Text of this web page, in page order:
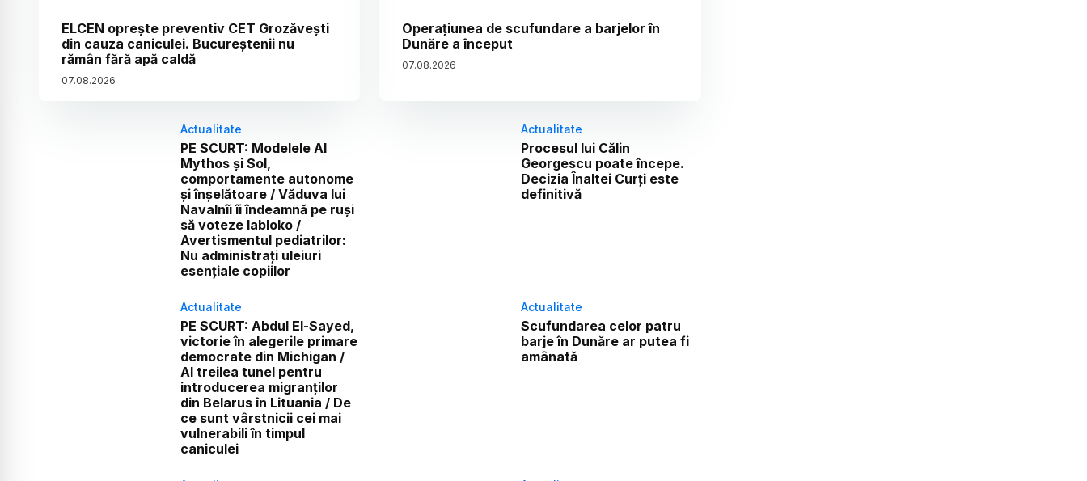
ELCEN oprește preventiv CET Grozăvești
din cauza caniculei. Bucureștenii nu
rămân fără apă caldă
07.08.2026
Operațiunea de scufundare a barjelor în
Dunăre a început
07.08.2026
Actualitate
PE SCURT: Modelele AI
Mythos și Sol,
comportamente autonome
și înșelătoare / Văduva lui
Navalnîi îi îndeamnă pe ruși
să voteze Iabloko /
Avertismentul pediatrilor:
Nu administrați uleiuri
esențiale copiilor
Actualitate
Procesul lui Călin
Georgescu poate începe.
Decizia Înaltei Curți este
definitivă
Actualitate
PE SCURT: Abdul El-Sayed,
victorie în alegerile primare
democrate din Michigan /
Al treilea tunel pentru
introducerea migranților
din Belarus în Lituania / De
ce sunt vârstnicii cei mai
vulnerabili în timpul
caniculei
Actualitate
Scufundarea celor patru
barje în Dunăre ar putea fi
amânată